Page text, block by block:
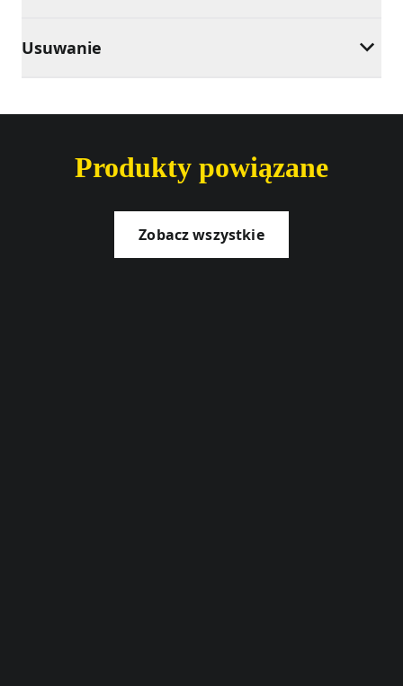
Usuwanie
Produkty powiązane
Zobacz wszystkie